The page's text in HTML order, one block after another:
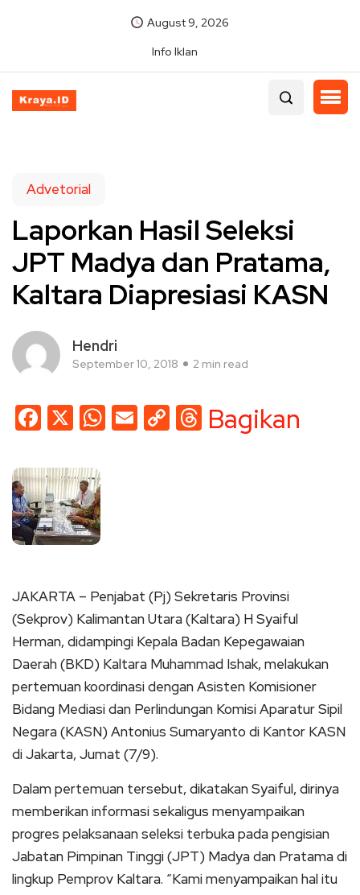
August 9, 2026
Info Iklan
Advetorial
Laporkan Hasil Seleksi
JPT Madya dan Pratama,
Kaltara Diapresiasi KASN
Hendri
September 10, 2018 2 min read
Facebook
X WhatsApp
EmailCopyThreads
Bagikan
JAKARTA – Penjabat (Pj) Sekretaris Provinsi
(Sekprov) Kalimantan Utara (Kaltara) H Syaiful
Herman, didampingi Kepala Badan Kepegawaian
Daerah (BKD) Kaltara Muhammad Ishak, melakukan
pertemuan koordinasi dengan Asisten Komisioner
Bidang Mediasi dan Perlindungan Komisi Aparatur Sipil
Negara (KASN) Antonius Sumaryanto di Kantor KASN
di Jakarta, Jumat (7/9).
Dalam pertemuan tersebut, dikatakan Syaiful, dirinya
memberikan informasi sekaligus menyampaikan
progres pelaksanaan seleksi terbuka pada pengisian
Jabatan Pimpinan Tinggi (JPT) Madya dan Pratama di
lingkup Pemprov Kaltara. “Kami menyampaikan hal itu